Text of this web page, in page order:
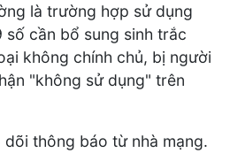
là trường hợp sử dụng
cần bổ sung sinh trắc
không chính chủ, bị người
"không sử dụng" trên
thông báo từ nhà mạng.